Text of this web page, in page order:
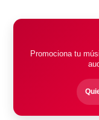
Promociona tu